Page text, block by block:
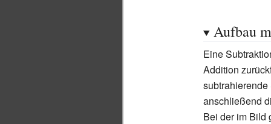
Aufbau
Eine
Addition
anschließend
Bei der im Bild